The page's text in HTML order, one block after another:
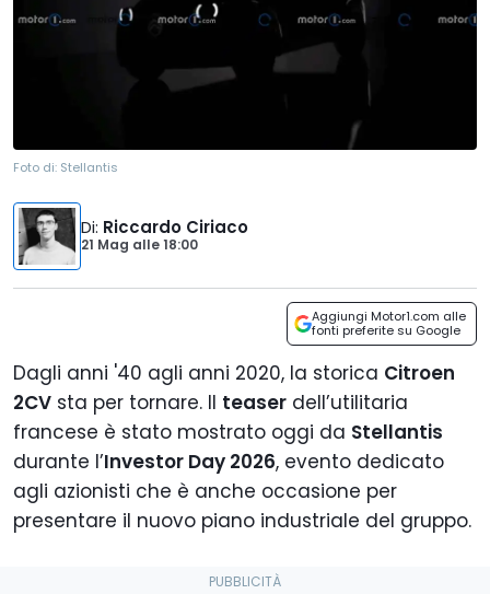
Foto di: Stellantis
Di: Riccardo Ciriaco
21 Mag alle18:00
Aggiungi Motor1.com alle
fonti preferite su Google
Dagli anni '40 agli anni 2020, la storica Citroen
2CV sta per tornare. Il teaser dell’utilitaria
francese è stato mostrato oggi da Stellantis
durante l’Investor Day 2026, evento dedicato
agli azionisti che è anche occasione per
presentare il nuovo piano industriale del gruppo.